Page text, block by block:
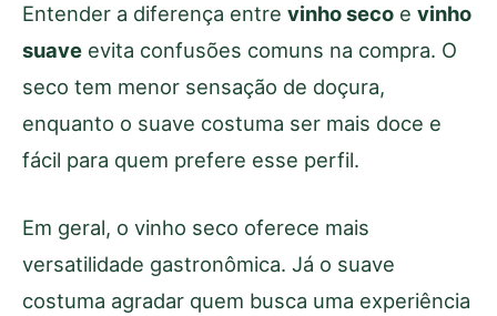
Entender a diferença entre vinho seco e vinho
suave evita confusões comuns na compra. O
seco tem menor sensação de doçura,
enquanto o suave costuma ser mais doce e
fácil para quem prefere esse perfil.
Em geral, o vinho seco oferece mais
versatilidade gastronômica. Já o suave
costuma agradar quem busca uma experiência